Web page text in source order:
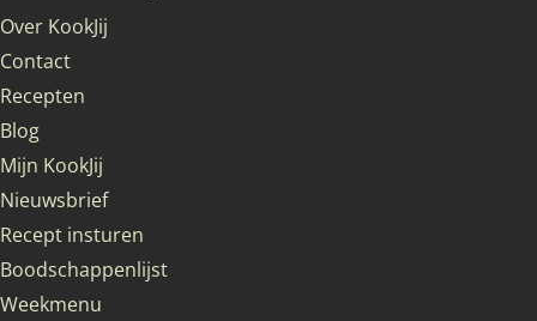
Over KookJij
Contact
Recepten
Blog
Mijn KookJij
Nieuwsbrief
Recept insturen
Boodschappenlijst
Weekmenu